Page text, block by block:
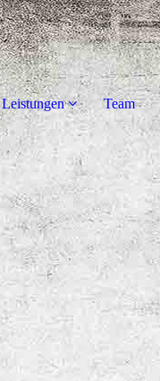
Leistungen Team